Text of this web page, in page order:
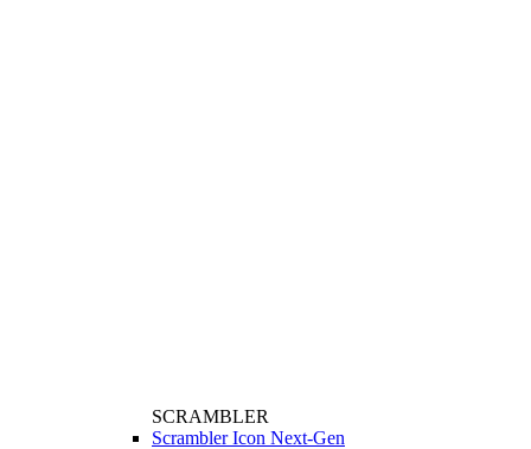
SCRAMBLER
Scrambler Icon Next-Gen